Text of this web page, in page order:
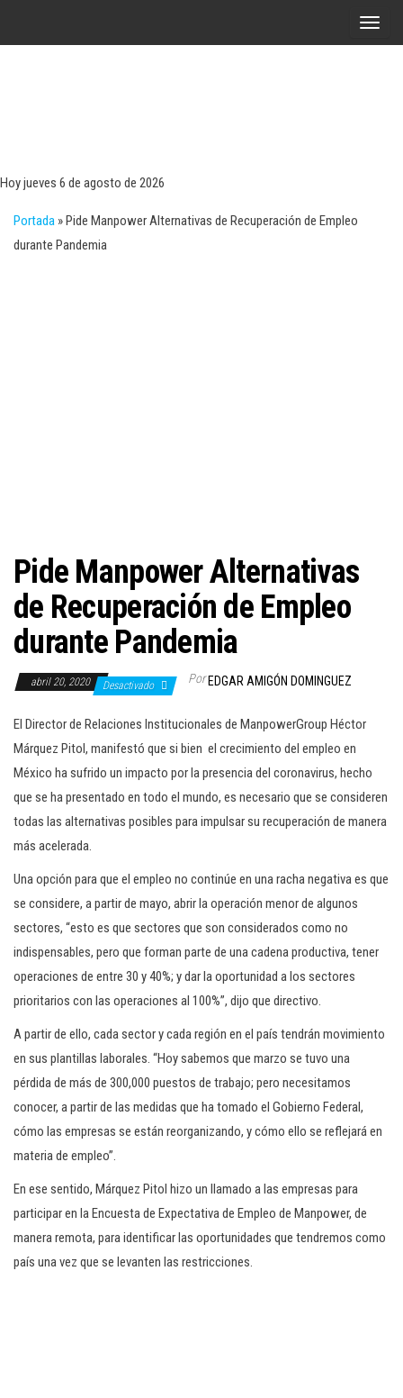
A
Hoy jueves 6 de agosto de 2026
Portada »Pide Manpower Alternativas de Recuperación de Empleo
durante Pandemia
Pide Manpower Alternativas
de Recuperación de Empleo
durante Pandemia
abril 20, 2020 Desactivado Por EDGAR AMIGÓN DOMINGUEZ
El Director de Relaciones Institucionales de ManpowerGroup Héctor
Márquez Pitol, manifestó que si bien el crecimiento del empleo en
México ha sufrido un impacto por la presencia del coronavirus, hecho
que se ha presentado en todo el mundo, es necesario que se consideren
todas las alternativas posibles para impulsar su recuperación de manera
más acelerada.
Una opción para que el empleo no continúe en una racha negativa es que
se considere, a partir de mayo, abrir la operación menor de algunos
sectores, “esto es que sectores que son considerados como no
indispensables, pero que forman parte de una cadena productiva, tener
operaciones de entre 30 y 40%; y dar la oportunidad a los sectores
prioritarios con las operaciones al 100%”, dijo que directivo.
A partir de ello, cada sector y cada región en el país tendrán movimiento
en sus plantillas laborales. “Hoy sabemos que marzo se tuvo una
pérdida de más de 300,000 puestos de trabajo; pero necesitamos
conocer, a partir de las medidas que ha tomado el Gobierno Federal,
cómo las empresas se están reorganizando, y cómo ello se reflejará en
materia de empleo”.
En ese sentido, Márquez Pitol hizo un llamado a las empresas para
participar en la Encuesta de Expectativa de Empleo de Manpower, de
manera remota, para identificar las oportunidades que tendremos como
país una vez que se levanten las restricciones.